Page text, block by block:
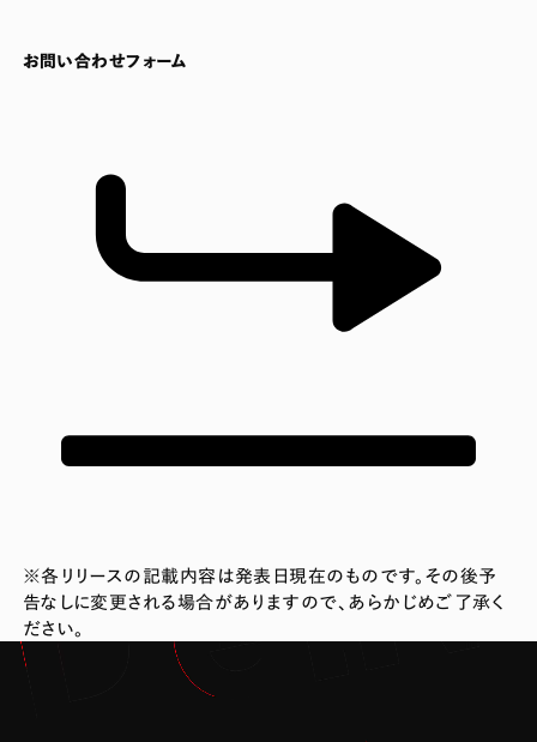
お問い合わせフォーム
※各リリースの記載内容は発表日現在のものです。その後予
告なしに変更される場合がありますので、あらかじめご了承く
ださい。